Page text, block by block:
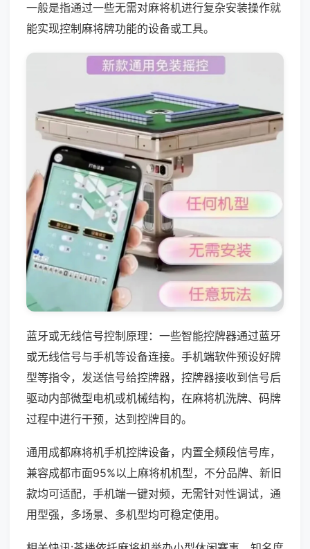
一般是指通过一些无需对麻将机进行复杂安装操作就
能实现控制麻将牌功能的设备或工具。
蓝牙或无线信号控制原理：一些智能控牌器通过蓝牙
或无线信号与手机等设备连接。手机端软件预设好牌
型等指令，发送信号给控牌器，控牌器接收到信号后
驱动内部微型电机或机械结构，在麻将机洗牌、码牌
过程中进行干预，达到控牌目的。
通用成都麻将机手机控牌设备，内置全频段信号库，
兼容成都市面95%以上麻将机机型，不分品牌、新旧
款均可适配，手机端一键对频，无需针对性调试，通
用型强，多场景、多机型均可稳定使用。